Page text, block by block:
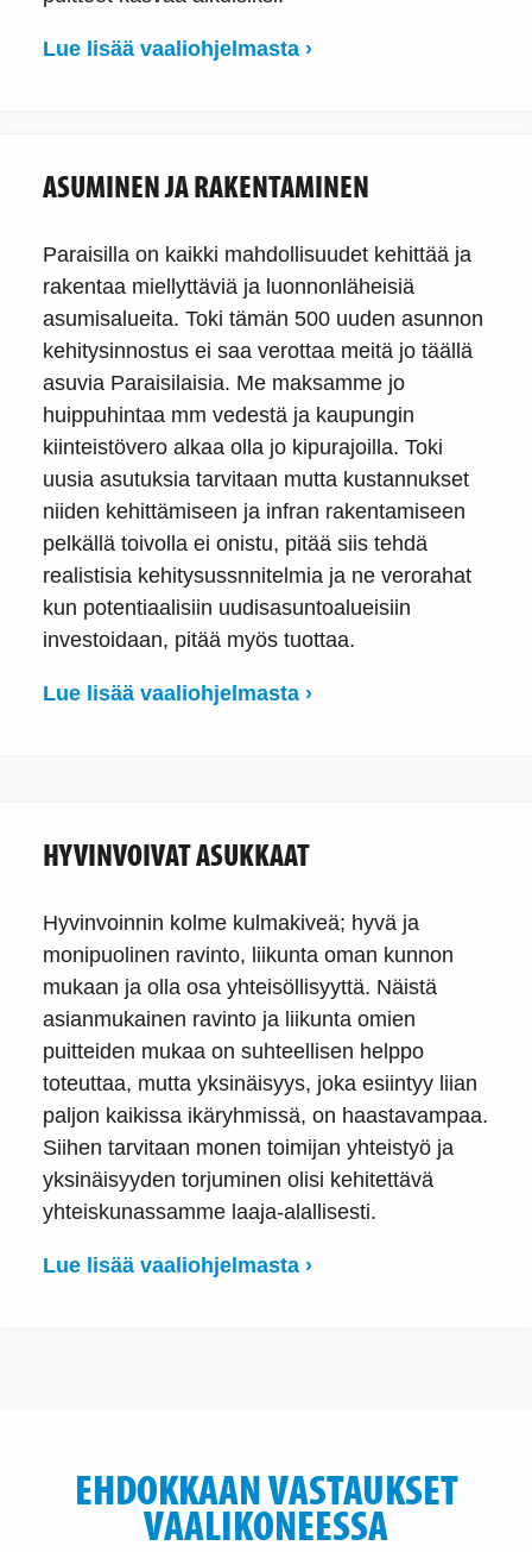
Lue lisää vaaliohjelmasta ›
ASUMINEN JA RAKENTAMINEN
Paraisilla on kaikki mahdollisuudet kehittää ja
rakentaa miellyttäviä ja luonnonläheisiä
asumisalueita. Toki tämän 500 uuden asunnon
kehitysinnostus ei saa verottaa meitä jo täällä
asuvia Paraisilaisia. Me maksamme jo
huippuhintaa mm vedestä ja kaupungin
kiinteistövero alkaa olla jo kipurajoilla. Toki
uusia asutuksia tarvitaan mutta kustannukset
niiden kehittämiseen ja infran rakentamiseen
pelkällä toivolla ei onistu, pitää siis tehdä
realistisia kehitysussnnitelmia ja ne verorahat
kun potentiaalisiin uudisasuntoalueisiin
investoidaan, pitää myös tuottaa.
Lue lisää vaaliohjelmasta ›
HYVINVOIVAT ASUKKAAT
Hyvinvoinnin kolme kulmakiveä; hyvä ja
monipuolinen ravinto, liikunta oman kunnon
mukaan ja olla osa yhteisöllisyyttä. Näistä
asianmukainen ravinto ja liikunta omien
puitteiden mukaa on suhteellisen helppo
toteuttaa, mutta yksinäisyys, joka esiintyy liian
paljon kaikissa ikäryhmissä, on haastavampaa.
Siihen tarvitaan monen toimijan yhteistyö ja
yksinäisyyden torjuminen olisi kehitettävä
yhteiskunassamme laaja-alallisesti.
Lue lisää vaaliohjelmasta ›
EHDOKKAAN VASTAUKSET
VAALIKONEESSA